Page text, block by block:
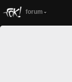
forum